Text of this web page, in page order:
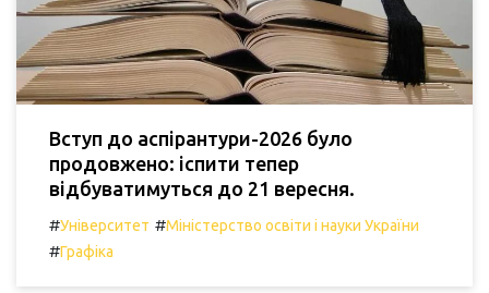
Вступ до аспірантури-2026 було
продовжено: іспити тепер
відбуватимуться до 21 вересня.
#Університет #Міністерство освіти і науки України
#Графіка